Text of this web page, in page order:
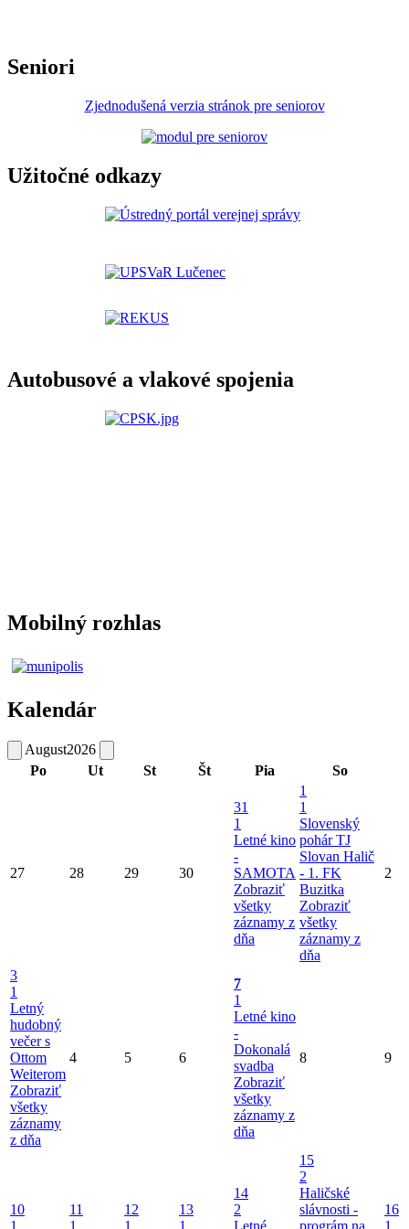
Seniori
Zjednodušená verzia stránok pre seniorov
Užitočné odkazy
Autobusové a vlakové spojenia
Mobilný rozhlas
Kalendár
August2026
Po
Ut St Št Pia So
27 28 29 30
31
1
Letné kino
-
SAMOTA
Zobraziť
všetky
záznamy z
dňa
1
1
Slovenský
pohár TJ
Slovan Halič
- 1. FK
Buzitka
Zobraziť
všetky
záznamy z
dňa
2
3
1
Letný
hudobný
večer s
Ottom
Weiterom
Zobraziť
všetky
záznamy
z dňa
4 5 6
7
1
Letné kino
-
Dokonalá
svadba
Zobraziť
všetky
záznamy z
dňa
8 9
10
1
11
1
12
1
13
1
14
2
Letné
15
2
Haličské
slávnosti -
prográm na
16
1